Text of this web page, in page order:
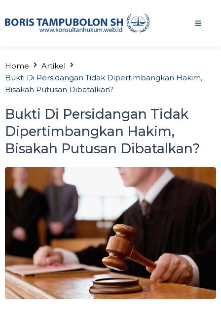
Home
Artikel
Bukti Di Persidangan Tidak Dipertimbangkan Hakim,
Bisakah Putusan Dibatalkan?
Bukti Di Persidangan Tidak
Dipertimbangkan Hakim,
Bisakah Putusan Dibatalkan?